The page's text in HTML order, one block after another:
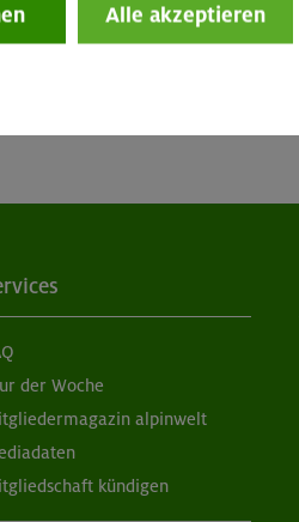
der Woche
alpinwelt
kündigen
Alle akzeptieren